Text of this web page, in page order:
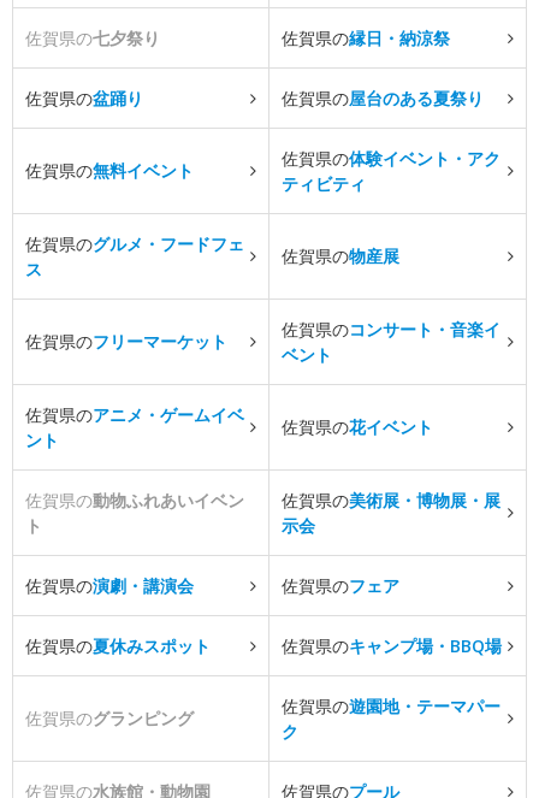
佐賀県の七夕祭り 佐賀県の縁日・納涼祭
佐賀県の盆踊り 佐賀県の屋台のある夏祭り
佐賀県の無料イベント
佐賀県の体験イベント・アク
ティビティ
佐賀県のグルメ・フードフェ
ス
佐賀県の物産展
佐賀県のフリーマーケット
佐賀県のコンサート・音楽イ
ベント
佐賀県のアニメ・ゲームイベ
ント
佐賀県の花イベント
佐賀県の動物ふれあいイベン
ト
佐賀県の美術展・博物展・展
示会
佐賀県の演劇・講演会 佐賀県のフェア
佐賀県の夏休みスポット 佐賀県のキャンプ場・BBQ場
佐賀県のグランピング
佐賀県の遊園地・テーマパー
ク
佐賀県の水族館・動物園 佐賀県のプール